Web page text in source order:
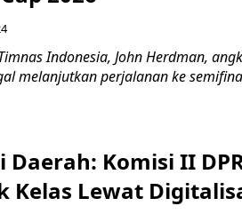
Timnas Indonesia, John Herdman,
melanjutkan perjalanan ke
Komisi II
Kelas Lewat